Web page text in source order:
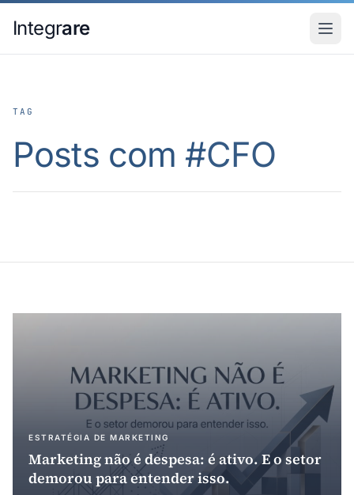
Integrare
TAG
Posts com #CFO
ESTRATÉGIA DE MARKETING
Marketing não é despesa: é ativo. E o setor
demorou para entender isso.